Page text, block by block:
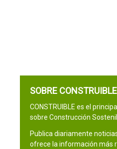
SOBRE CONSTRUIBLE
CONSTRUIBLE es el
sobre Construcción
Publica diariamente
ofrece la información más